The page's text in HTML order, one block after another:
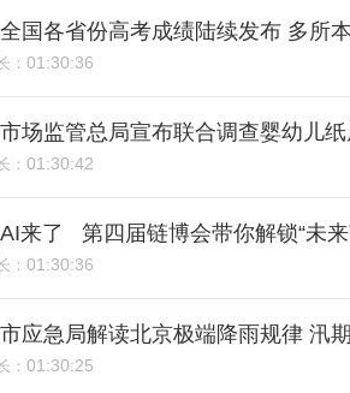
国各省份高考成绩陆续发布 多所
： 01:30:36
场监管总局宣布联合调查婴幼儿
： 01:30:42
来了 第四届链博会带你解锁“未来
： 01:30:36
应急局解读北京极端降雨规律 汛
： 01:30:25